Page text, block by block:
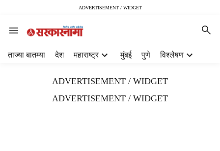
ADVERTISEMENT / WIDGET
ताज्या बातम्या देश महाराष्ट्र मुंबई पुणे विश्लेषण
ADVERTISEMENT / WIDGET
ADVERTISEMENT / WIDGET